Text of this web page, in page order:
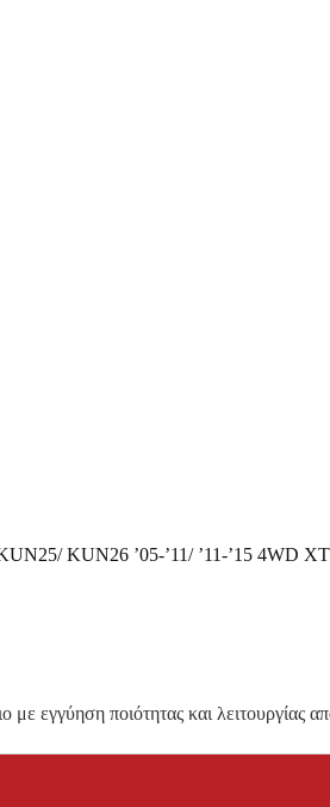
KUN26 ’05-’11/ ’11-’15 4WD
με εγγύηση ποιότητας και λειτουργίας